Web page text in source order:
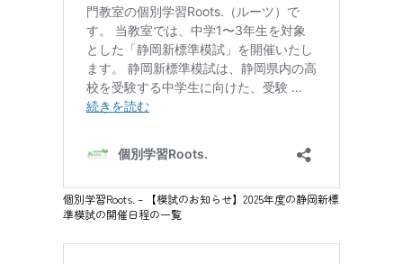
個別学習Roots. – 【模試のお知らせ】2025年度の静岡新標
準模試の開催日程の一覧